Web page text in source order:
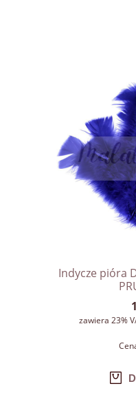
Indycze pióra
zawiera 23%